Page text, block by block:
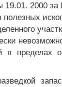
2000 за
пределах